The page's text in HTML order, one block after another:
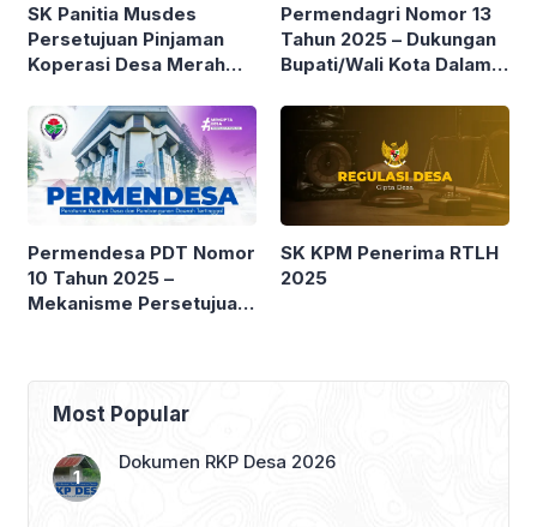
SK Panitia Musdes
Persetujuan Pinjaman
Koperasi Desa Merah
Permendagri Nomor 13
Tahun 2025 – Dukungan
Bupati/Wali Kota Dalam
Desa/Kelurahan Merah
Putih
Permendesa PDT Nomor
10 Tahun 2025 –
Mekanisme Persetujuan
Koperasi Desa Merah
Putih
SK KPM Penerima RTLH
2025
Most Popular
Dokumen RKP Desa 2026